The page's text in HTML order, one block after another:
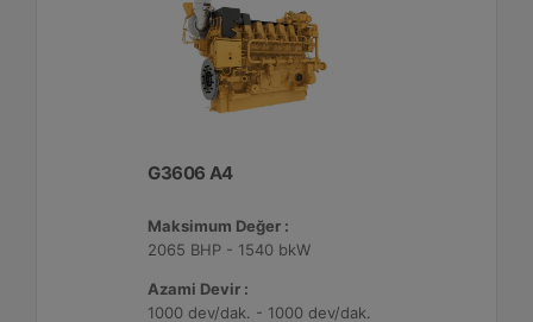
G3606 A4
Maksimum Değer :
2065 BHP - 1540 bkW
Azami Devir :
1000 dev/dak. - 1000 dev/dak.